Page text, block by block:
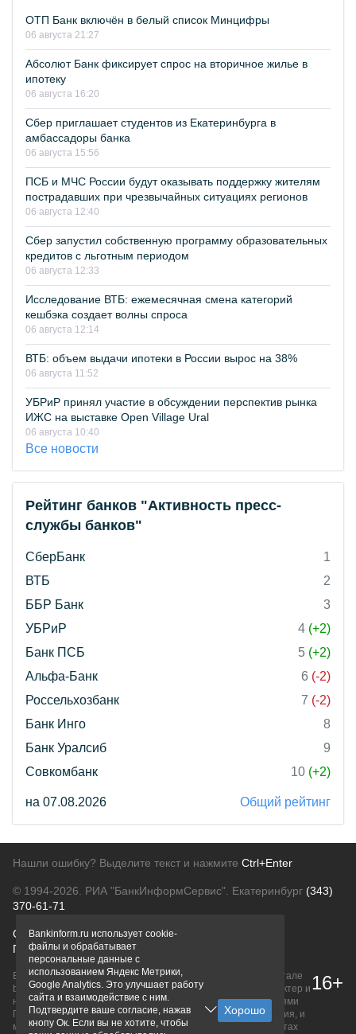
ОТП Банк включён в белый список Минцифры
06 августа 21:27
Абсолют Банк фиксирует спрос на вторичное жилье в
ипотеку
06 августа 16:20
Сбер приглашает студентов из Екатеринбурга в
амбассадоры банка
06 августа 15:56
ПСБ и МЧС России будут оказывать поддержку жителям
пострадавших при чрезвычайных ситуациях регионов
06 августа 12:40
Сбер запустил собственную программу образовательных
кредитов с льготным периодом
06 августа 12:33
Исследование ВТБ: ежемесячная смена категорий
кешбэка создает волны спроса
06 августа 12:14
ВТБ: объем выдачи ипотеки в России вырос на 38%
06 августа 11:52
УБРиР принял участие в обсуждении перспектив рынка
ИЖС на выставке Open Village Ural
06 августа 10:40
Все новости
Рейтинг банков "Активность пресс-
службы банков"
СберБанк
1
ВТБ
2
ББР Банк
3
УБРиР
4 (+2)
Банк ПСБ
5 (+2)
Альфа-Банк
6 (-2)
Россельхозбанк
7 (-2)
Банк Инго
8
Банк Уралсиб
9
Совкомбанк
10 (+2)
на 07.08.2026 Общий рейтинг
Нашли ошибку? Выделите текст и нажмите Ctrl+Enter
© 1994-2026. РИА "БанкИнформСервис". Екатеринбург (343)
370-61-71
О проектеПолитика конфиденциальности
Правовая информацияДля рекламодателей
Вся информация о продуктах банков, размещенная на портале
bankinform.ru, носит исключительно ознакомительный характер и
не является публичной офертой, определяемой положениями
ГК РФ. Информация не содержит точного и полного описания, и
может быть изменена. Конечные условия уточняйте на сайтах
16+
Bankinform.ru использует cookie-
файлы и обрабатывает
персональные данные с
использованием Яндекс Метрики,
Google Analytics. Это улучшает работу
сайта и взаимодействие с ним.
Подтвердите ваше согласие, нажав
кнопу Ок. Если вы не хотите, чтобы